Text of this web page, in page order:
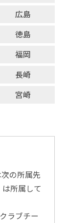
広島
徳島
福岡
長崎
宮崎
の所属先
所属して
ラブチー